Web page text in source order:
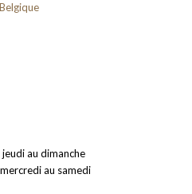
jeudi au dimanche
au samedi